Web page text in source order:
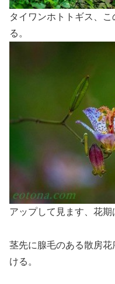
タイワンホトトギス、
る。
アップして見ます、花期
茎先に腺毛のある散房
ける。